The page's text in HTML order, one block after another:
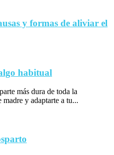
y formas de aliviar el
habitual
más dura de toda la
y adaptarte a tu...